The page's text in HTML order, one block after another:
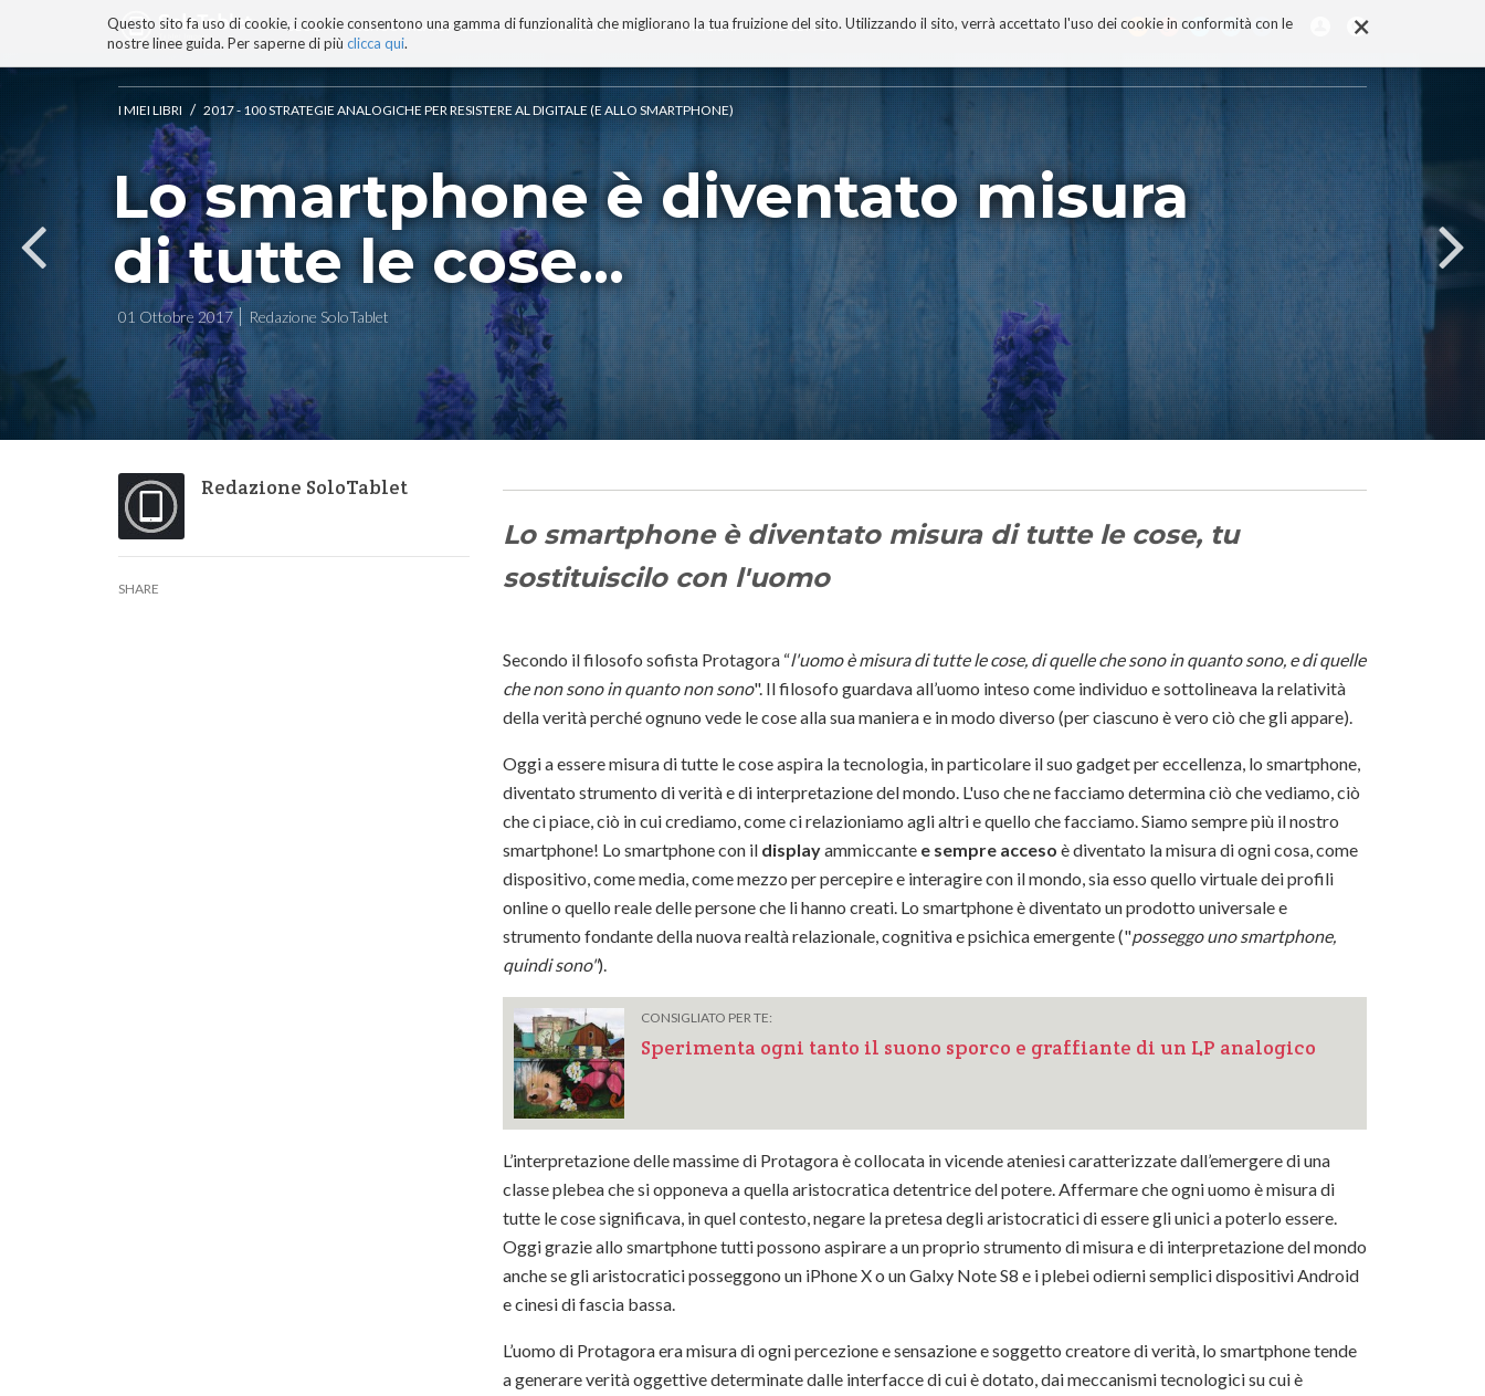
×
Questo sito fa uso di cookie, i cookie consentono una gamma di funzionalità che migliorano la tua fruizione del sito. Utilizzando il sito, verrà accettato l'uso dei cookie in conformità con le
nostre linee guida. Per saperne di più clicca qui.
BLOG TECNOCONSAPEVOLEZZA TECNOBIBLIOGRAFIA I MIEI LIBRI PROGETTO
ai
contenuti.
|
Salta
alla
navigazione
I MIEI LIBRI / 2017 - 100 STRATEGIE ANALOGICHE PER RESISTERE AL DIGITALE (E ALLO SMARTPHONE)
Lo smartphone è diventato misura
di tutte le cose...
01 Ottobre 2017 Redazione SoloTablet
Redazione SoloTablet
SHARE
Lo smartphone è diventato misura di tutte le cose, tu
sostituiscilo con l'uomo
Secondo il filosofo sofista Protagora “l'uomo è misura di tutte le cose, di quelle che sono in quanto sono, e di quelle
che non sono in quanto non sono". Il filosofo guardava all’uomo inteso come individuo e sottolineava la relatività
della verità perché ognuno vede le cose alla sua maniera e in modo diverso (per ciascuno è vero ciò che gli appare).
Oggi a essere misura di tutte le cose aspira la tecnologia, in particolare il suo gadget per eccellenza, lo smartphone,
diventato strumento di verità e di interpretazione del mondo. L'uso che ne facciamo determina ciò che vediamo, ciò
che ci piace, ciò in cui crediamo, come ci relazioniamo agli altri e quello che facciamo. Siamo sempre più il nostro
smartphone! Lo smartphone con il displayammiccante e sempre acceso è diventato la misura di ogni cosa, come
dispositivo, come media, come mezzo per percepire e interagire con il mondo, sia esso quello virtuale dei profili
online o quello reale delle persone che li hanno creati. Lo smartphone è diventato un prodotto universale e
strumento fondante della nuova realtà relazionale, cognitiva e psichica emergente ("posseggo uno smartphone,
quindi sono").
CONSIGLIATO PER TE:
Sperimenta ogni tanto il suono sporco e graffiante di un LP analogico
L’interpretazione delle massime di Protagora è collocata in vicende ateniesi caratterizzate dall’emergere di una
classe plebea che si opponeva a quella aristocratica detentrice del potere. Affermare che ogni uomo è misura di
tutte le cose significava, in quel contesto, negare la pretesa degli aristocratici di essere gli unici a poterlo essere.
Oggi grazie allo smartphone tutti possono aspirare a un proprio strumento di misura e di interpretazione del mondo
anche se gli aristocratici posseggono un iPhone X o un Galxy Note S8 e i plebei odierni semplici dispositivi Android
e cinesi di fascia bassa.
L’uomo di Protagora era misura di ogni percezione e sensazione e soggetto creatore di verità, lo smartphone tende
a generare verità oggettive determinate dalle interfacce di cui è dotato, dai meccanismi tecnologici su cui è